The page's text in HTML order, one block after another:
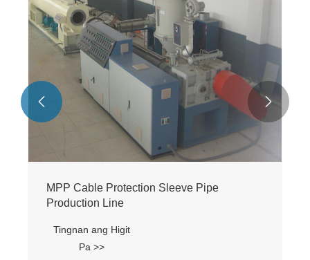
MPP Cable Protection Sleeve Pipe
Production Line
Tingnan ang Higit
Pa >>
 